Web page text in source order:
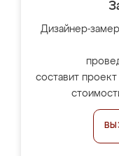
Дизайнер-
составит